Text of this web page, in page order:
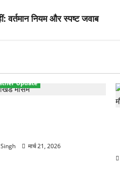
वर्तमान नियम और स्पष्ट जवाब
Update
मार्च 21, 2026